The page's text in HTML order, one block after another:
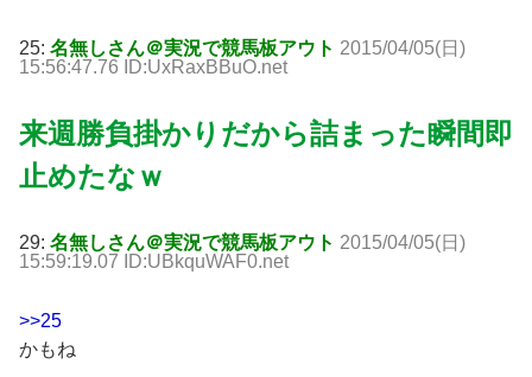
25: 名無しさん＠実況で競馬板アウト 2015/04/05(日)
15:56:47.76 ID:UxRaxBBuO.net
来週勝負掛かりだから詰まった瞬間即
止めたなｗ
29: 名無しさん＠実況で競馬板アウト 2015/04/05(日)
15:59:19.07 ID:UBkquWAF0.net
>>25
かもね